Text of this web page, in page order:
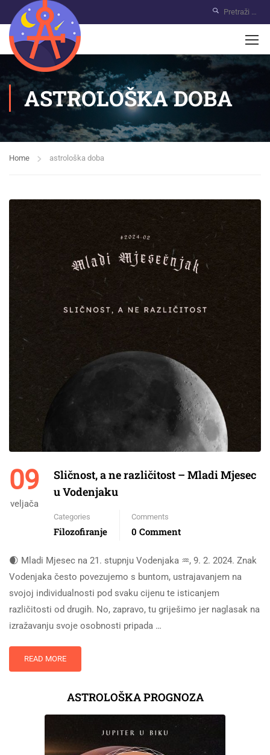
ASTROLOŠKA DOBA
Home astrološka doba
09
veljača
Sličnost, a ne različitost – Mladi Mjesec
u Vodenjaku
Categories
Filozofiranje
Comments
0 Comment
🌒 Mladi Mjesec na 21. stupnju Vodenjaka ♒, 9. 2. 2024. Znak
Vodenjaka često povezujemo s buntom, ustrajavanjem na
svojoj individualnosti pod svaku cijenu te isticanjem
različitosti od drugih. No, zapravo, tu griješimo jer naglasak na
izražavanju svoje osobnosti pripada …
READ MORE
ASTROLOŠKA PROGNOZA